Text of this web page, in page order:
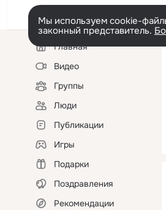
Мы используем cookie-
законный представитель.
Левая
колонкаГлавная
Видео
Группы
Люди
Публикации
Игры
Подарки
Поздравления
Рекомендации